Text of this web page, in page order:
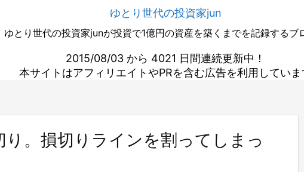
ゆとり世代の投資家jun
ゆとり世代の投資家junが投資で1億円の資産を築くまでを記録するブ
2015/08/03 から 4021 日間連続更新中！
本サイトはアフィリエイトやPRを含む広告を利用していま
。損切りラインを割ってしまっ